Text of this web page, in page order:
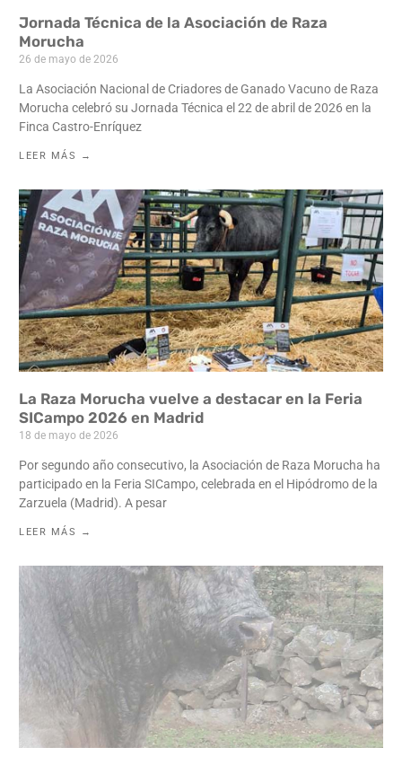
Jornada Técnica de la Asociación de Raza
Morucha
26 de mayo de 2026
La Asociación Nacional de Criadores de Ganado Vacuno de Raza
Morucha celebró su Jornada Técnica el 22 de abril de 2026 en la
Finca Castro-Enríquez
LEER MÁS →
La Raza Morucha vuelve a destacar en la Feria
SICampo 2026 en Madrid
18 de mayo de 2026
Por segundo año consecutivo, la Asociación de Raza Morucha ha
participado en la Feria SICampo, celebrada en el Hipódromo de la
Zarzuela (Madrid). A pesar
LEER MÁS →